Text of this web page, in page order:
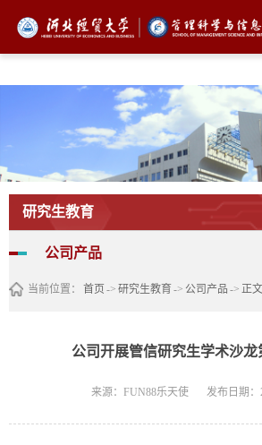
FUN88乐天使·(中
研究生教育
公司产品
当前位置： 首页 -> 研究生教育 -> 公司产品 -> 正文
公司开展管信研究生学术沙龙
来源：FUN88乐天使 发布日期：